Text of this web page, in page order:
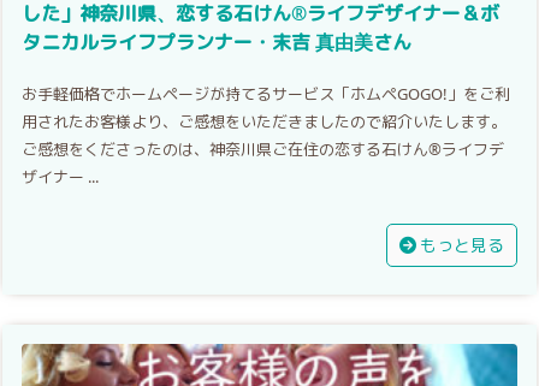
した」神奈川県、恋する石けん®︎ライフデザイナー＆ボ
タニカルライフプランナー・末吉 真由美さん
お手軽価格でホームページが持てるサービス「ホムペGOGO!」をご利
用されたお客様より、ご感想をいただきましたので紹介いたします。
ご感想をくださったのは、神奈川県ご在住の恋する石けん®︎ライフデ
ザイナー ...
もっと見る